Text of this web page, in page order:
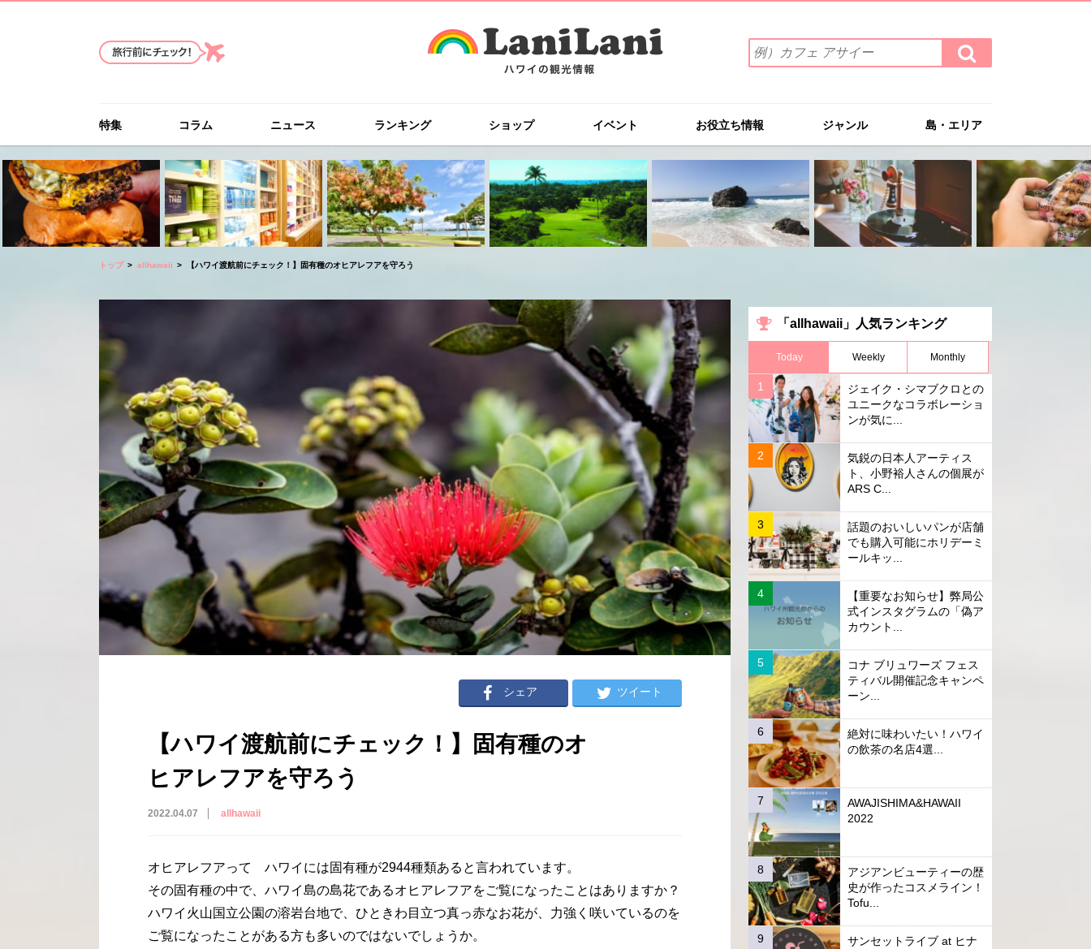
索
ワ
を
入
カ
フ
ェ
イ
ー
検
索
す
特集 コラム ニュース ランキング ショップ イベント お役立ち情報 ジャンル 島・エリア
トップ allhawaii 【ハワイ渡航前にチェック！】固有種のオヒアレフアを守ろう
シェア ツイート
【ハワイ渡航前にチェック！】固有種のオ
ヒアレフアを守ろう
2022.04.07 allhawaii
オヒアレフアって ハワイには固有種が2944種類あると言われています。
その固有種の中で、ハワイ島の島花であるオヒアレフアをご覧になったことはありますか？
ハワイ火山国立公園の溶岩台地で、ひときわ目立つ真っ赤なお花が、力強く咲いているのを
ご覧になったことがある方も多いのではないでしょうか。
「allhawaii」人気ランキング
Today Weekly Monthly
ジェイク・シマブクロとの
ユニークなコラボレーショ
ンが気に...
気鋭の日本人アーティス
ト、小野裕人さんの個展が
ARS C...
話題のおいしいパンが店舗
でも購入可能にホリデーミ
ールキッ...
【重要なお知らせ】弊局公
式インスタグラムの「偽ア
カウント...
コナ ブリュワーズ フェス
ティバル開催記念キャンペ
ーン...
絶対に味わいたい！ハワイ
の飲茶の名店4選...
AWAJISHIMA&HAWAII
2022
アジアンビューティーの歴
史が作ったコスメライン！
Tofu...
サンセットライブ at ヒナ